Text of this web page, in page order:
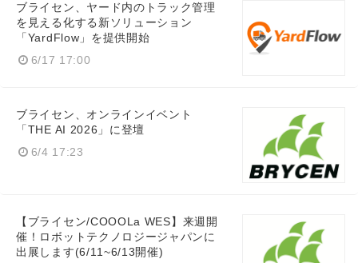
ブライセン、ヤード内のトラック管理
を見える化する新ソリューション
「YardFlow」を提供開始
6/17 17:00
ブライセン、オンラインイベント
「THE AI 2026」に登壇
6/4 17:23
【ブライセン/COOOLa WES】来週開
催！ロボットテクノロジージャパンに
出展します(6/11~6/13開催)